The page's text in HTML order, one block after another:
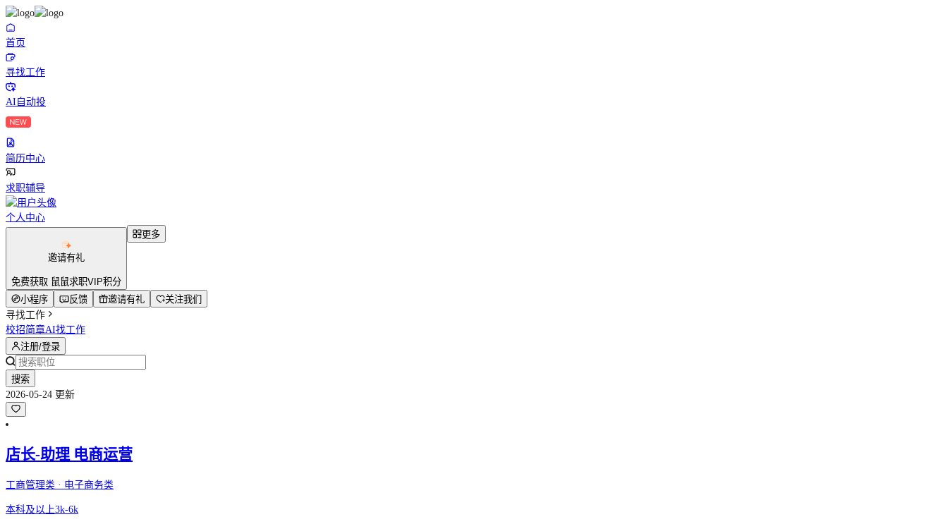
首页
寻找工作
AI自动投
简历中心
求职辅导
个人中心
邀请有礼
免费获取 鼠鼠求职VIP积分
更多
小程序 反馈 邀请有礼
关注我们
寻找工作
校招简章AI找工作
注册/登录
搜索
2026-05-24 更新
店长-助理 电商运营
工商管理类 · 电子商务类
本科及以上3k-6k